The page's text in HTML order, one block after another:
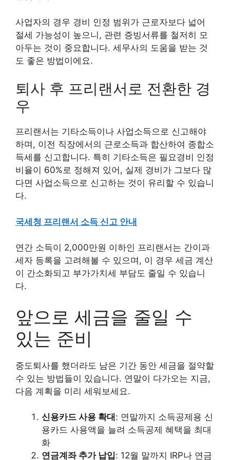
사업자의 경우 경비 인정 범위가 근로자보다 넓어
절세 가능성이 높으니, 관련 증빙서류를 철저히 모
아두는 것이 중요합니다. 세무사의 도움을 받는 것
도 좋은 방법이에요.
퇴사 후 프리랜서로 전환한 경
우
프리랜서는 기타소득이나 사업소득으로 신고해야
하며, 이전 직장에서의 근로소득과 합산하여 종합소
득세를 신고합니다. 특히 기타소득은 필요경비 인정
비율이 60%로 정해져 있어, 실제 경비가 그보다 많
다면 사업소득으로 신고하는 것이 유리할 수 있습니
다.
국세청 프리랜서 소득 신고 안내
연간 소득이 2,000만원 이하인 프리랜서는 간이과
세자 등록을 고려해볼 수 있으며, 이 경우 세금 계산
이 간소화되고 부가가치세 부담도 줄일 수 있습니
다.
앞으로 세금을 줄일 수
있는 준비
중도퇴사를 했더라도 남은 기간 동안 세금을 절약할
수 있는 방법들이 있습니다. 연말이 다가오는 지금,
다음 계획을 미리 세워보세요.
신용카드 사용 확대 : 연말까지 소득공제용 신
용카드 사용액을 늘려 소득공제 혜택을 최대
화
연금계좌 추가 납입: 12월 말까지 IRP나 연금